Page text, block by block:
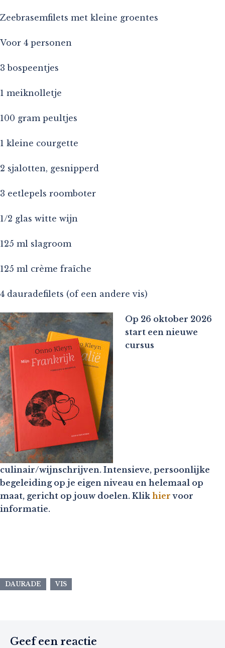
Zeebrasemfilets met kleine groentes
Voor 4 personen
3 bospeentjes
1 meiknolletje
100 gram peultjes
1 kleine courgette
2 sjalotten, gesnipperd
3 eetlepels roomboter
1/2 glas witte wijn
125 ml slagroom
125 ml crème fraîche
4 dauradefilets (of een andere vis)
Op 26 oktober 2026
start een nieuwe
cursus
culinair/wijnschrijven. Intensieve, persoonlijke
begeleiding op je eigen niveau en helemaal op
maat, gericht op jouw doelen. Klik hier voor
informatie.
DAURADE VIS
Geef een reactie